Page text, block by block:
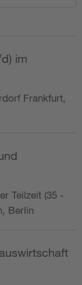
im
Frankfurt,
Teilzeit (35 -
Berlin